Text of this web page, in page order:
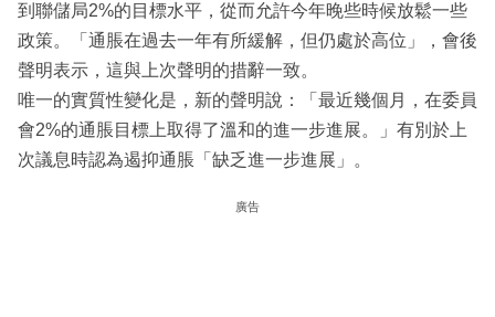
到聯儲局2%的目標水平，從而允許今年晚些時候放鬆一些
政策。「通脹在過去一年有所緩解，但仍處於高位」，會後
聲明表示，這與上次聲明的措辭一致。
唯一的實質性變化是，新的聲明說：「最近幾個月，在委員
會2%的通脹目標上取得了溫和的進一步進展。」有別於上
次議息時認為遏抑通脹「缺乏進一步進展」。
廣告